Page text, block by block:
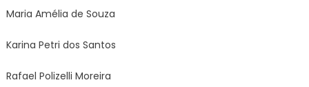
Maria Amélia de Souza
Karina Petri dos Santos
Rafael Polizelli Moreira